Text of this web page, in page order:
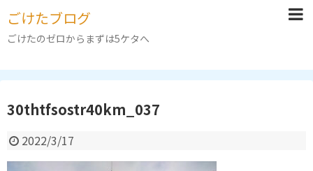
ごけたブログ
ごけたのゼロからまずは5ケタへ
30thtfsostr40km_037
2022/3/17